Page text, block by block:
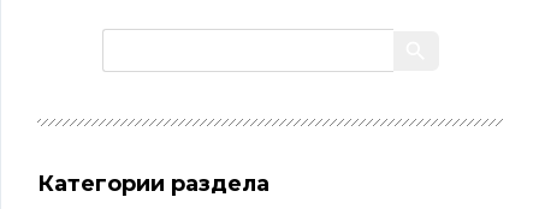
Категории раздела